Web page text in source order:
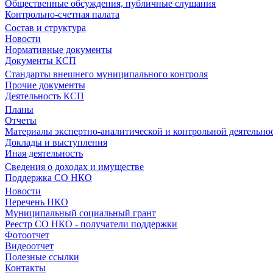
Общественные обсуждения, публичные слушания
Контрольно-счетная палата
Состав и структура
Новости
Нормативные документы
Документы КСП
Стандарты внешнего муниципального контроля
Прочие документы
Деятельность КСП
Планы
Отчеты
Материалы экспертно-аналитической и контрольной
Доклады и выступления
Иная деятельность
Сведения о доходах и имуществе
Поддержка СО НКО
Новости
Перечень НКО
Муниципальный социальный грант
Реестр СО НКО - получатели поддержки
Фотоотчет
Видеоотчет
Полезные ссылки
Контакты